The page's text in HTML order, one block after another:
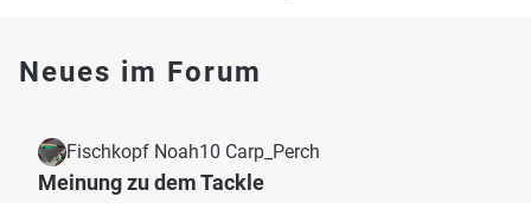
Neues im Forum
Fischkopf Noah10 Carp_Perch
Meinung zu dem Tackle